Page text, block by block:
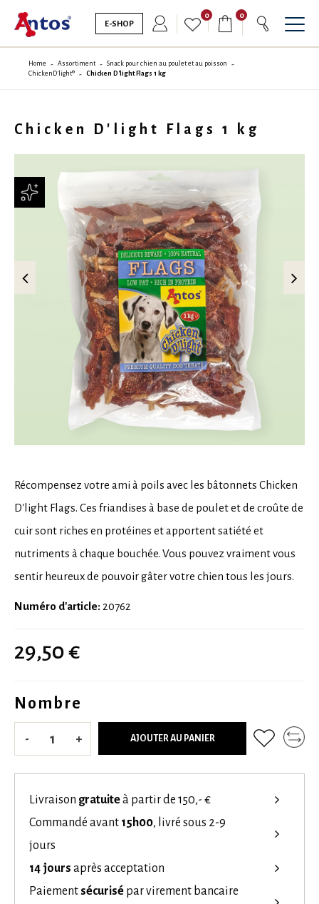
E-SHOP
0 0
Home Assortiment
Snack pour chien au poulet et au poisson
ChickenD'light®
Chicken D'light Flags 1 kg
Chicken D'light Flags 1 kg
Récompensez votre ami à poils avec les bâtonnets Chicken
D'light Flags. Ces friandises à base de poulet et de croûte de
cuir sont riches en protéines et apportent satiété et
nutriments à chaque bouchée. Vous pouvez vraiment vous
sentir heureux de pouvoir gâter votre chien tous les jours.
Numéro d'article: 20762
29,50 €
Nombre
- + AJOUTER AU PANIER
Livraison gratuiteà partir de 150,- €
Commandé avant 15h00, livré sous 2-9
jours
14 jours après acceptation
Paiementsécurisé par virement bancaire